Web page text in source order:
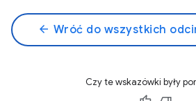
arrow_back Wróć do wszystkich
Czy te wskazówki były